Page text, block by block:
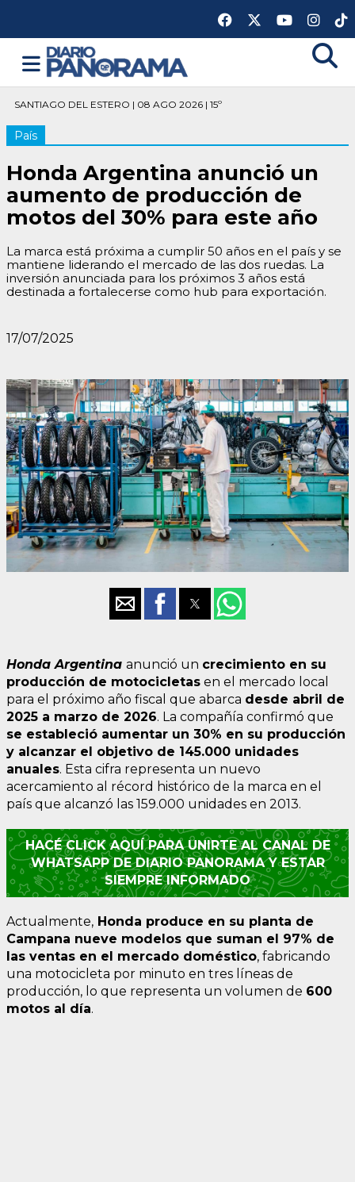
SANTIAGO DEL ESTERO | 08 AGO 2026 | 15º
País
Honda Argentina anunció un
aumento de producción de
motos del 30% para este año
La marca está próxima a cumplir 50 años en el país y se
mantiene liderando el mercado de las dos ruedas. La
inversión anunciada para los próximos 3 años está
destinada a fortalecerse como hub para exportación.
17/07/2025
Honda Argentina anunció un crecimiento en su
producción de motocicletas en el mercado local
para el próximo año fiscal que abarca desde abril de
2025 a marzo de 2026. La compañía confirmó que
se estableció aumentar un 30% en su producción
y alcanzar el objetivo de 145.000 unidades
anuales. Esta cifra representa un nuevo
acercamiento al récord histórico de la marca en el
país que alcanzó las 159.000 unidades en 2013.
HACÉ CLICK AQUÍ PARA UNIRTE AL CANAL DE
WHATSAPP DE DIARIO PANORAMA Y ESTAR
SIEMPRE INFORMADO
Actualmente, Honda produce en su planta de
Campana nueve modelos que suman el 97% de
las ventas en el mercado doméstico, fabricando
una motocicleta por minuto en tres líneas de
producción, lo que representa un volumen de 600
motos al día.